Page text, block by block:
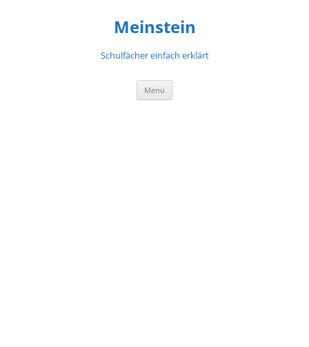
Meinstein
Schulfächer einfach erklärt
Menü